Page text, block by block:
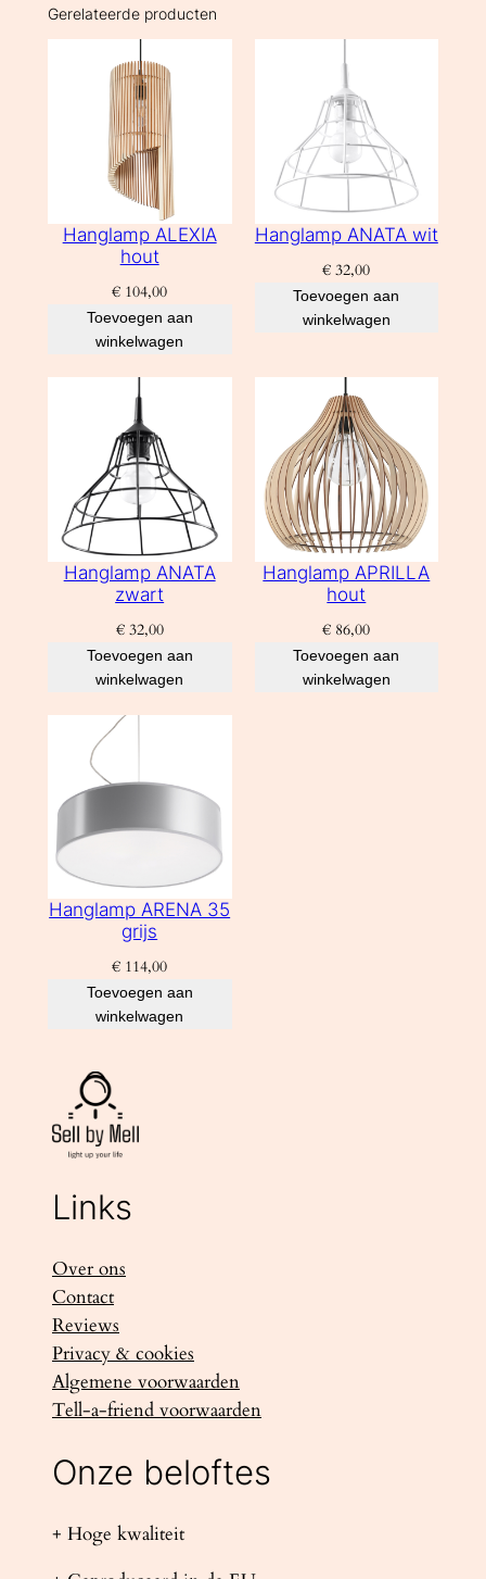
Gerelateerde producten
Hanglamp ALEXIA
hout
€ 104,00
Toevoegen aan
winkelwagen
Hanglamp ANATA wit
€ 32,00
Toevoegen aan
winkelwagen
Hanglamp ANATA
zwart
€32,00
Toevoegen aan
winkelwagen
Hanglamp APRILLA
hout
€ 86,00
Toevoegen aan
winkelwagen
Hanglamp ARENA 35
grijs
€ 114,00
Toevoegen aan
winkelwagen
Links
Over ons
Contact
Reviews
Privacy & cookies
Algemene voorwaarden
Tell-a-friend voorwaarden
Onze beloftes
+ Hoge kwaliteit